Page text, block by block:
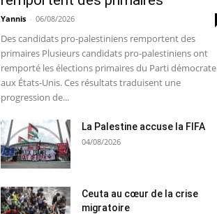
Yannis - 06/08/2026
Des candidats pro-palestiniens remportent des
primaires Plusieurs candidats pro-palestiniens ont
remporté les élections primaires du Parti démocrate
aux États-Unis. Ces résultats traduisent une
progression de...
La Palestine accuse la FIFA
04/08/2026
Ceuta au cœur de la crise
migratoire